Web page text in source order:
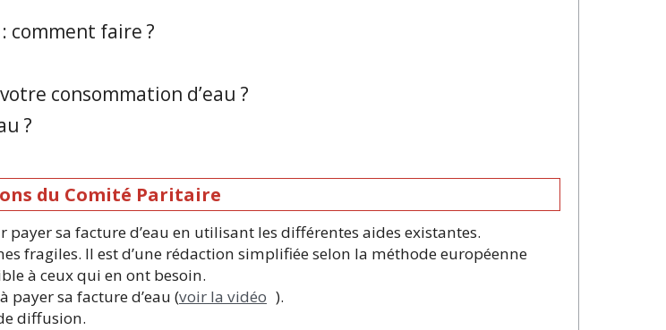
comment faire ?
consommation d’eau ?
?
du Comité Paritaire
sa facture d’eau en utilisant les différentes aides existantes.
fragiles. Il est d’une rédaction simplifiée selon la méthode européenne
à ceux qui en ont besoin.
sa facture d’eau (voir la vidéo ).
diffusion.